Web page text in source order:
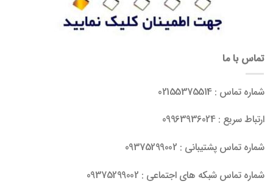
تماس با ما
شماره تماس : 02155375514
ارتباط سریع : 09963936024
شماره تماس پشتیبانی : 09375299002
شماره تماس شبکه های اجتماعی : 09375299002